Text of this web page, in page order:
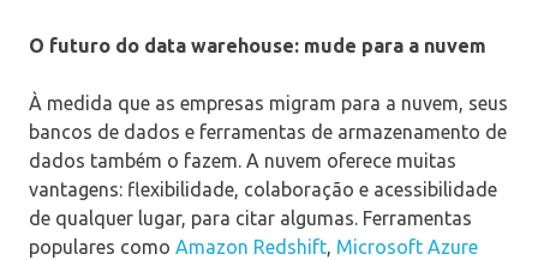
O futuro do data warehouse: mude para a nuvem
À medida que as empresas migram para a nuvem, seus
bancos de dados e ferramentas de armazenamento de
dados também o fazem. A nuvem oferece muitas
vantagens: flexibilidade, colaboração e acessibilidade
de qualquer lugar, para citar algumas. Ferramentas
populares como Amazon Redshift Microsoft Azure